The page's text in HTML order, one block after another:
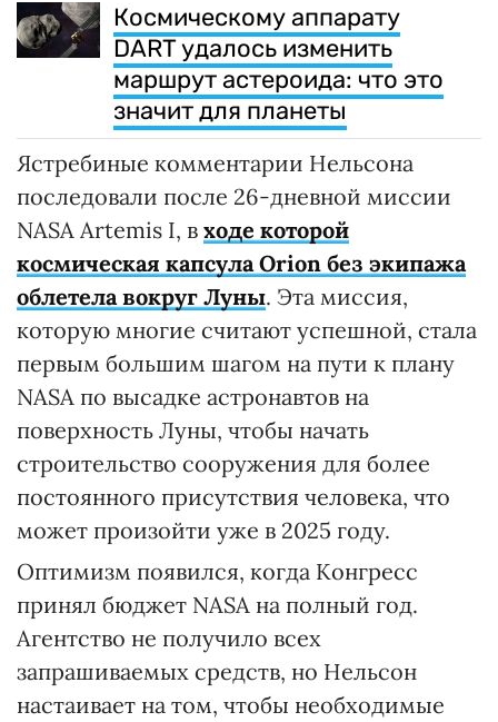
Космическому аппарату
DART удалось изменить
маршрут астероида: что это
значит для планеты
Ястребиные комментарии Нельсона
последовали после 26-дневной миссии
NASA Artemis I, в ходе которой
космическая капсула Orion без экипажа
облетела вокруг Луны. Эта миссия,
которую многие считают успешной, стала
первым большим шагом на пути к плану
NASA по высадке астронавтов на
поверхность Луны, чтобы начать
строительство сооружения для более
постоянного присутствия человека, что
может произойти уже в 2025 году.
Оптимизм появился, когда Конгресс
принял бюджет NASA на полный год.
Агентство не получило всех
запрашиваемых средств, но Нельсон
настаивает на том, чтобы необходимые